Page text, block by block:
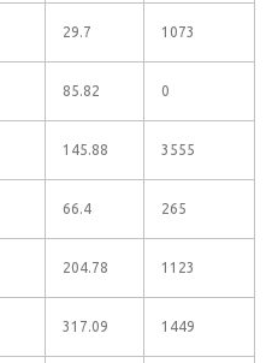
29.7 1073
85.82 0
145.88 3555
66.4 265
204.78 1123
317.09 1449